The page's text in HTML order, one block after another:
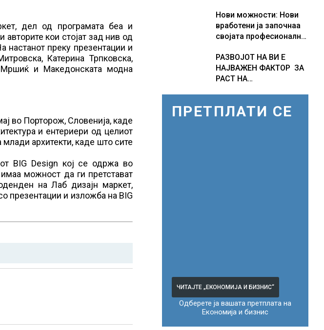
дел од програмата беа и
кои стојат зад нив од
настанот преку презентации и
Катерина Трпковска,
Мршиќ и Македонската модна
во Порторож, Словенија, каде
и ентериери од целиот
архитекти, каде што сите
BIG Design кој се одржа во
можност да ги претстават
на Лаб дизајн маркет,
презентации и изложба на BIG
НА КУЛТУРНО
НАСЛЕДСТВО НА
СЛОВЕНИЈА
Нови можности: Нови
вработени ја започнаа
својата професионална
Логистичкиот центар во
Куманово
РАЗВОЈОТ НА ВИ Е
НАЈВАЖЕН ФАКТОР ЗА
РАСТ НА
ПРЕТПЛАТИ СЕ
ЧИТАЈТЕ „ЕКОНОМИЈА И БИЗНИС“
Одберете ја вашата претплата на
Економија и бизнис